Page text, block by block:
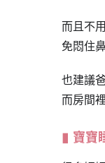
而且不
免悶住
也建議
而房間
寶寶